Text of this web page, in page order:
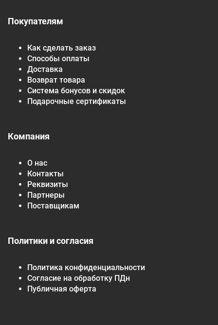
Покупателям
Как сделать заказ
Способы оплаты
Доставка
Возврат товара
Система бонусов и скидок
Подарочные сертификаты
Компания
О нас
Контакты
Реквизиты
Партнеры
Поставщикам
Политики и согласия
Политика конфиденциальности
Согласие на обработку ПДн
Публичная оферта